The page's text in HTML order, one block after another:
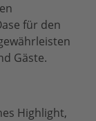
für den
Gäste.
Highlight,